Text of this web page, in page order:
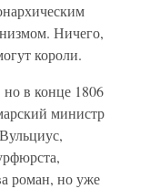
Ничего,
короли.
в конце 1806
министр
роман, но уже